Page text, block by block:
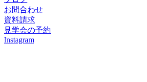
お問合わせ
資料請求
見学会の予約
Instagram